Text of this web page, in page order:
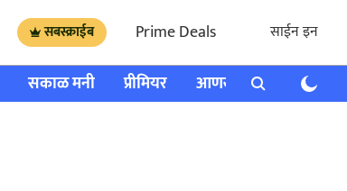
सबस्क्राईब Prime Deals साईन इन
सकाळ मनी प्रीमियर आणखी राशी भविष्य